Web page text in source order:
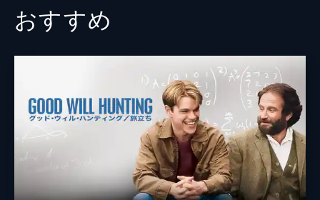
ブラウニング トム・ベレンジャー
マイルズ マイケル・ケイン
モーリス・フィッシャー ピート・ポスルスウェイト
ナッシュ ルーカス・ハース
タルラ・ライリー
ティム・ケルハー
おすすめ